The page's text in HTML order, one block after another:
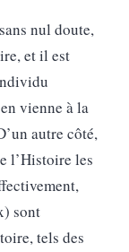
nul doute,
et il est
vienne à la
autre côté,
l’Histoire les
sont
tels des